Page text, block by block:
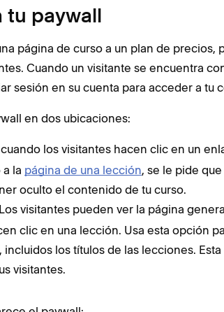
tu paywall
página de curso a un plan de
Cuando un visitante se encuentra
sesión en su cuenta para acceder a tu
en dos ubicaciones:
cuando los visitantes hacen clic en un
a la página de una lección, se le pide
oculto el contenido de tu curso.
visitantes pueden ver la página
clic en una lección. Usa esta opción
los títulos de las lecciones.
visitantes.